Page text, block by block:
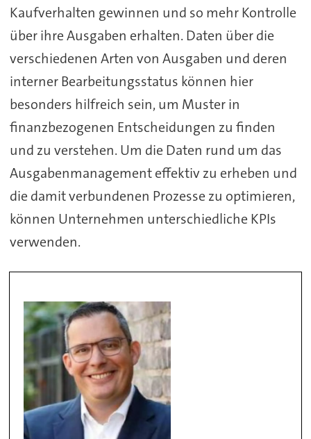
Kaufverhalten gewinnen und so mehr Kontrolle
über ihre Ausgaben erhalten. Daten über die
verschiedenen Arten von Ausgaben und deren
interner Bearbeitungsstatus können hier
besonders hilfreich sein, um Muster in
finanzbezogenen Entscheidungen zu finden
und zu verstehen. Um die Daten rund um das
Ausgabenmanagement effektiv zu erheben und
die damit verbundenen Prozesse zu optimieren,
können Unternehmen unterschiedliche KPIs
verwenden.